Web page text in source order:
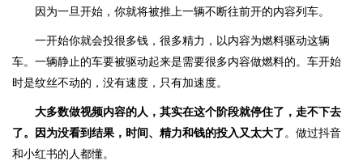
因为一旦开始，你就将被推上一辆不断往前开的内容列车。
一开始你就会投很多钱，很多精力，以内容为燃料驱动这辆
车。一辆静止的车要被驱动起来是需要很多内容做燃料的。车开始
时是纹丝不动的，没有速度，只有加速度。
大多数做视频内容的人，其实在这个阶段就停住了，走不下去
了。因为没看到结果，时间、精力和钱的投入又太大了。做过抖音
和小红书的人都懂。